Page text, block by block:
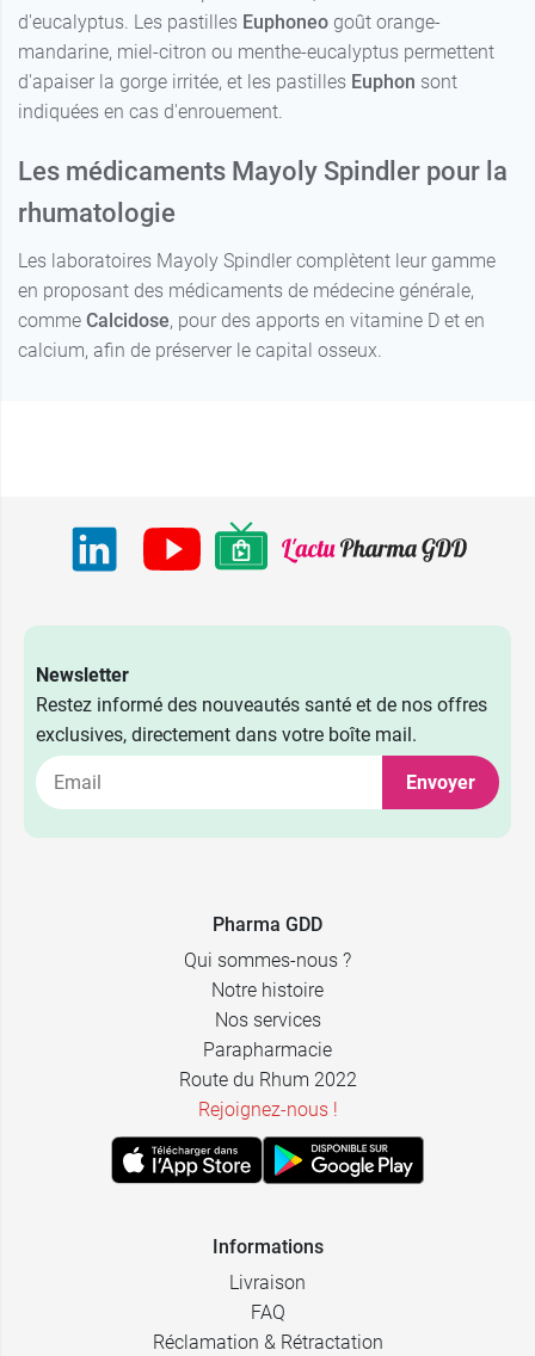
d'eucalyptus. Les pastilles Euphoneo goût orange-
mandarine, miel-citron ou menthe-eucalyptus permettent
d'apaiser la gorge irritée, et les pastilles Euphon sont
indiquées en cas d'enrouement.
Les médicaments Mayoly Spindler pour la
rhumatologie
Les laboratoires Mayoly Spindler complètent leur gamme
en proposant des médicaments de médecine générale,
comme Calcidose, pour des apports en vitamine D et en
calcium, afin de préserver le capital osseux.
Newsletter
Restez informé des nouveautés santé et de nos offres
exclusives, directement dans votre boîte mail.
Envoyer
Pharma GDD
Qui sommes-nous ?
Notre histoire
Nos services
Parapharmacie
Route du Rhum 2022
Rejoignez-nous !
Informations
Livraison
FAQ
Réclamation & Rétractation